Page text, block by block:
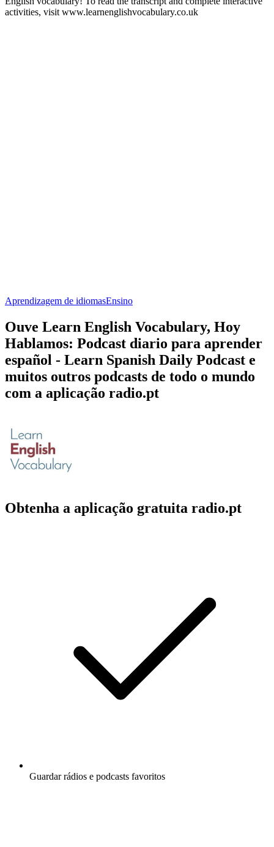
activities, visit www.learnenglishvocabulary.co.uk
Aprendizagem de idiomasEnsino
Ouve Learn English Vocabulary, Hoy
Hablamos: Podcast diario para aprender
español - Learn Spanish Daily Podcast e
muitos outros podcasts de todo o mundo
com a aplicação radio.pt
Obtenha a aplicação gratuita radio.pt
Guardar rádios e podcasts favoritos